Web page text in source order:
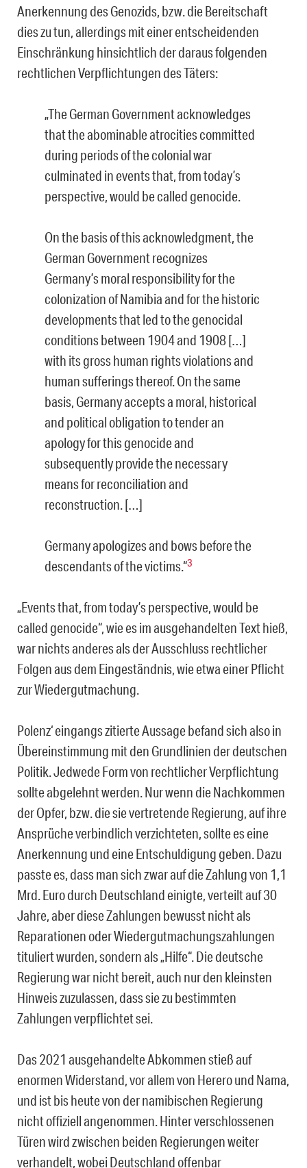
Anerkennung des Genozids, bzw. die Bereitschaft
dies zu tun, allerdings mit einer entscheidenden
Einschränkung hinsichtlich der daraus folgenden
rechtlichen Verpflichtungen des Täters:
„The German Government acknowledges
that the abominable atrocities committed
during periods of the colonial war
culminated in events that, from today’s
perspective, would be called genocide.
On the basis of this acknowledgment, the
German Government recognizes
Germany’s moral responsibility for the
colonization of Namibia and for the historic
developments that led to the genocidal
conditions between 1904 and 1908 […]
with its gross human rights violations and
human sufferings thereof. On the same
basis, Germany accepts a moral, historical
and political obligation to tender an
apology for this genocide and
subsequently provide the necessary
means for reconciliation and
reconstruction. […]
Germany apologizes and bows before the
descendants of the victims.“3
„Events that, from today’s perspective, would be
called genocide“, wie es im ausgehandelten Text hieß,
war nichts anderes als der Ausschluss rechtlicher
Folgen aus dem Eingeständnis, wie etwa einer Pflicht
zur Wiedergutmachung.
Polenz‘ eingangs zitierte Aussage befand sich also in
Übereinstimmung mit den Grundlinien der deutschen
Politik. Jedwede Form von rechtlicher Verpflichtung
sollte abgelehnt werden. Nur wenn die Nachkommen
der Opfer, bzw. die sie vertretende Regierung, auf ihre
Ansprüche verbindlich verzichteten, sollte es eine
Anerkennung und eine Entschuldigung geben. Dazu
passte es, dass man sich zwar auf die Zahlung von 1,1
Mrd. Euro durch Deutschland einigte, verteilt auf 30
Jahre, aber diese Zahlungen bewusst nicht als
Reparationen oder Wiedergutmachungszahlungen
tituliert wurden, sondern als „Hilfe“. Die deutsche
Regierung war nicht bereit, auch nur den kleinsten
Hinweis zuzulassen, dass sie zu bestimmten
Zahlungen verpflichtet sei.
Das 2021 ausgehandelte Abkommen stieß auf
enormen Widerstand, vor allem von Herero und Nama,
und ist bis heute von der namibischen Regierung
nicht offiziell angenommen. Hinter verschlossenen
Türen wird zwischen beiden Regierungen weiter
verhandelt, wobei Deutschland offenbar